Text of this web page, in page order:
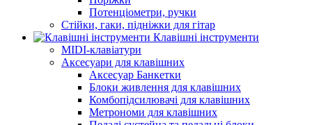
Потенціометри, ручки
Стійки, гаки, підніжки для гітар
Клавішні інструменти
MIDI-клавіатури
Аксесуари для клавішних
Аксесуар Банкетки
Блоки живлення для клавішних
Комбопідсилювачі для клавішних
Метрономи для клавішних